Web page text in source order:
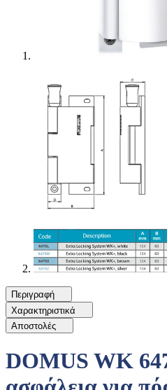
Περιγραφή
Χαρακτηριστικά
Αποστολές
DOMUS WK